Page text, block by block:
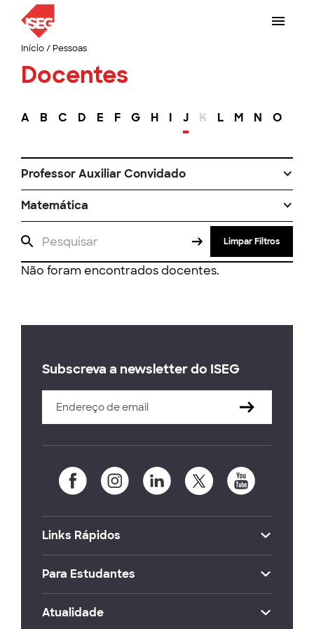
Início/ Pessoas
Docentes
A B C D E F G H I J K L M N O
Professor Auxiliar Convidado
Matemática
Limpar Filtros
Não foram encontrados docentes.
Subscreva a newsletter do ISEG
Links Rápidos
Para Estudantes
Atualidade